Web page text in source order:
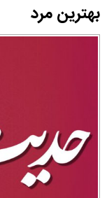
بهترین مرد